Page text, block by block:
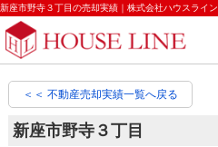
新座市野寺３丁目の売却実績｜株式会社ハウスライン
＜＜ 不動産売却実績一覧へ戻る
新座市野寺３丁目